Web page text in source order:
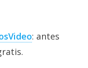
: antes